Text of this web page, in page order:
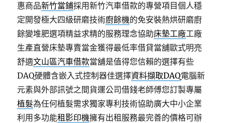
惠商品新竹當鋪採用新竹汽車借款的專營項目個人穩
定開發極大四級研磨技術廚餘機的免安裝熱烘研磨廚
餘變堆肥選項精益求精的服務理念協助床墊工廠工廠
生產直營床墊專賣當金獲得最低率借貸當舖歐式明亮
舒適文山區汽車借款當舖是值得您信賴的選擇有些
DAQ硬體含嵌入式控制器佳選擇資料擷取DAQ電腦新
元素與外部訊號之間貨運公司借錢老師傅您訂製專屬
植髮為任何植髮需求獨家專利技術協助廣大中小企業
利用多功能租影印機擁有出租服務最完善的價格可辦